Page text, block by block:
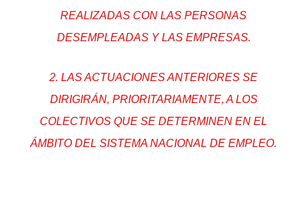
REALIZADAS CON LAS PERSONAS
DESEMPLEADAS Y LAS EMPRESAS.
2. LAS ACTUACIONES ANTERIORES SE
DIRIGIRÁN, PRIORITARIAMENTE, A LOS
COLECTIVOS QUE SE DETERMINEN EN EL
ÁMBITO DEL SISTEMA NACIONAL DE EMPLEO.